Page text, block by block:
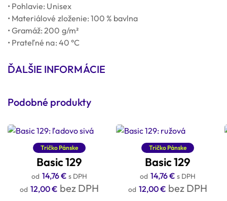
• Pohlavie: Unisex
• Materiálové zloženie: 100 % bavlna
• Gramáž: 200 g/m²
• Prateľné na: 40 °C
ĎALŠIE INFORMÁCIE
Podobné produkty
Tričko Pánske
Basic 129
14,76€ s DPH
12,00€ bez DPH
Tričko Pánske
Basic 129
14,76€ s DPH
12,00€ bez DPH